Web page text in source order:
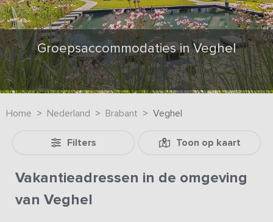
Groepsaccommodaties in Veghel
Home Nederland Brabant Veghel
Filters Toon op kaart
Vakantieadressen in de omgeving
van Veghel